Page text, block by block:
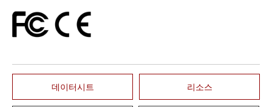
데이터시트 리소스